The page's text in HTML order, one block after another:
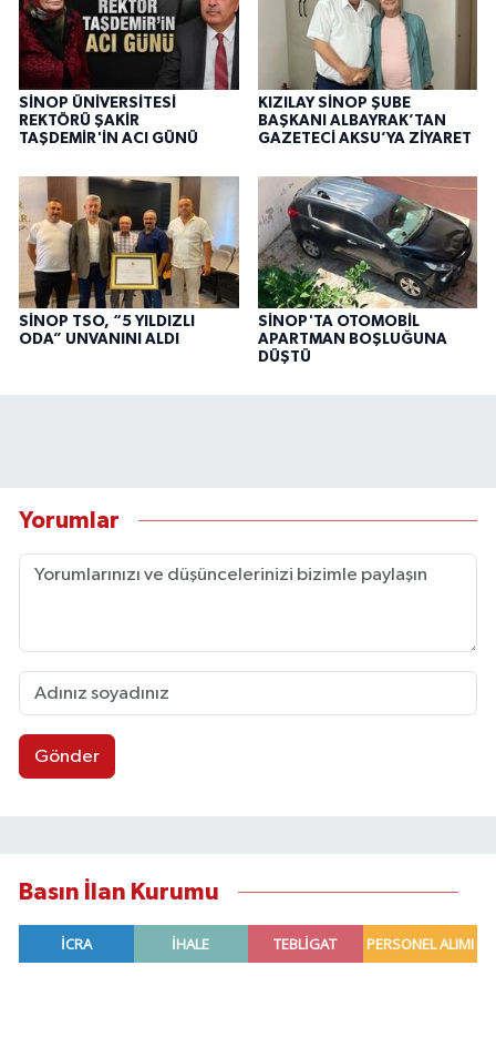
SİNOP ÜNİVERSİTESİ
REKTÖRÜ ŞAKİR
TAŞDEMİR'İN ACI GÜNÜ
KIZILAY SİNOP ŞUBE
BAŞKANI ALBAYRAK’TAN
GAZETECİ AKSU’YA ZİYARET
SİNOP TSO, “5 YILDIZLI
ODA” UNVANINI ALDI
SİNOP'TA OTOMOBİL
APARTMAN BOŞLUĞUNA
DÜŞTÜ
Yorumlar
Gönder
Basın İlan Kurumu